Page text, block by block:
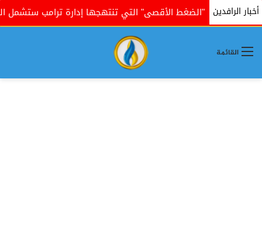
أخبار الرافدين
"الضغط الأقصى" التي تنتهجها إدارة ترامب ستشمل العراق
القائمة